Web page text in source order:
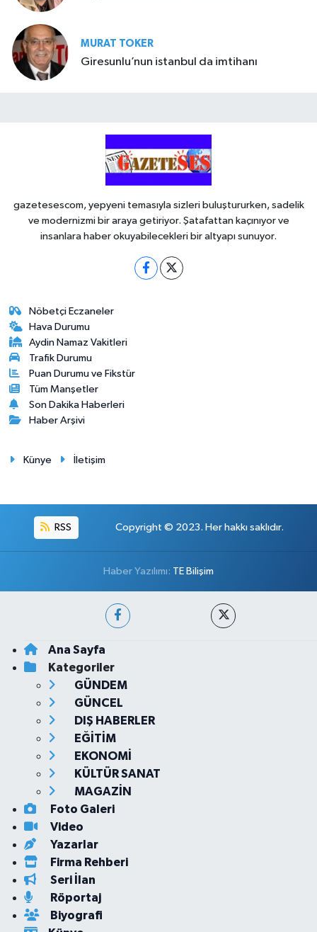
MURAT TOKER
Giresunlu’nun istanbul da imtihanı
gazetesescom, yepyeni temasıyla sizleri buluştururken, sadelik
ve modernizmi bir araya getiriyor. Şatafattan kaçınıyor ve
insanlara haber okuyabilecekleri bir altyapı sunuyor.
Nöbetçi Eczaneler
Hava Durumu
Aydin Namaz Vakitleri
Trafik Durumu
Puan Durumu ve Fikstür
Tüm Manşetler
Son Dakika Haberleri
Haber Arşivi
Künye İletişim
RSS Copyright © 2023. Her hakkı saklıdır.
Haber Yazılımı: TE Bilişim
Ana Sayfa
Kategoriler
GÜNDEM
GÜNCEL
DIŞ HABERLER
EĞİTİM
EKONOMİ
KÜLTÜR SANAT
MAGAZİN
Foto Galeri
Video
Yazarlar
Firma Rehberi
Seri İlan
Röportaj
Biyografi